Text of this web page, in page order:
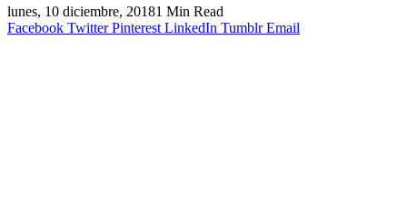
lunes, 10 diciembre, 20181 Min Read
Facebook Twitter Pinterest LinkedIn Tumblr Email